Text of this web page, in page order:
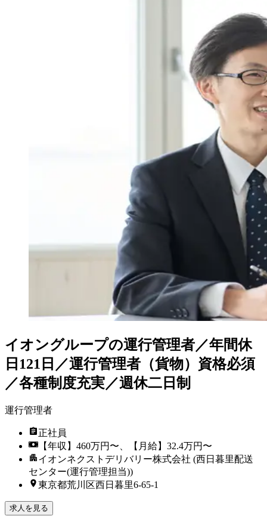
イオングループの運行管理者／年間休
日121日／運行管理者（貨物）資格必須
／各種制度充実／週休二日制
運行管理者
正社員
【年収】460万円〜、【月給】32.4万円〜
イオンネクストデリバリー株式会社 (西日暮里配送
センター(運行管理担当))
東京都荒川区西日暮里6-65-1
求人を見る